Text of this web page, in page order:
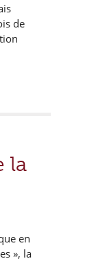
de
la
en
», la